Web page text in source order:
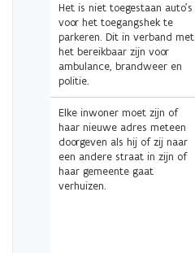
Het is niet toegestaan auto’s
voor het toegangshek te
parkeren. Dit in verband met
het bereikbaar zijn voor
ambulance, brandweer en
politie.
Elke inwoner moet zijn of
haar nieuwe adres meteen
doorgeven als hij of zij naar
een andere straat in zijn of
haar gemeente gaat
verhuizen.